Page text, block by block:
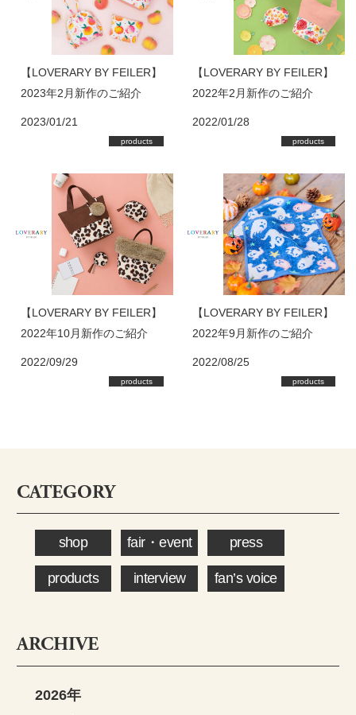
【LOVERARY BY FEILER】
2023年2月新作のご紹介
2023/01/21
products
【LOVERARY BY FEILER】
2022年2月新作のご紹介
2022/01/28
products
【LOVERARY BY FEILER】
2022年10月新作のご紹介
2022/09/29
products
【LOVERARY BY FEILER】
2022年9月新作のご紹介
2022/08/25
products
CATEGORY
shop fair・event press
products interview fan’s voice
ARCHIVE
2026年